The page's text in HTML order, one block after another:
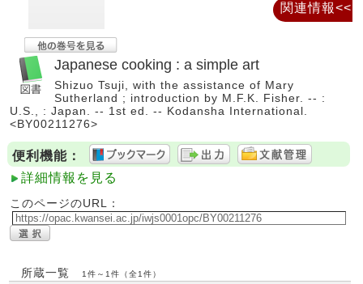
Japanese cooking : a simple art
Shizuo Tsuji, with the assistance of Mary
Sutherland ; introduction by M.F.K. Fisher. -- :
U.S., : Japan. -- 1st ed. -- Kodansha International.
<BY00211276>
便利機能：
詳細情報を見る
このページのURL：
所蔵一覧 1件～1件（全1件）
関連情報<<